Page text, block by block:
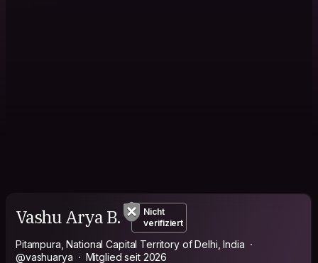
Vashu Arya B.
Nicht
verifiziert
Pitampura, National Capital Territory of Delhi, India
@vashuarya
Mitglied seit 2026